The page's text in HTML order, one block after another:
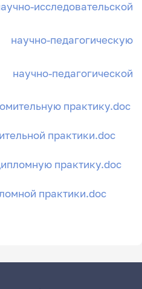
исследовательской
педагогическую
педагогической
практику.doc
практики.doc
практику.doc
практики.doc